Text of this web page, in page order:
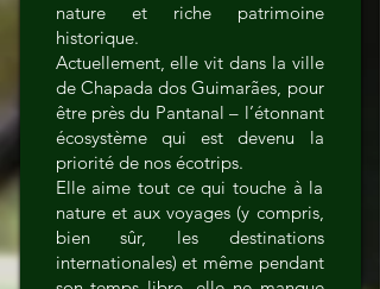
nature et riche patrimoine
historique.
Actuellement, elle vit dans la ville
de Chapada dos Guimarães, pour
être près du Pantanal – l’étonnant
écosystème qui est devenu la
priorité de nos écotrips.
Elle aime tout ce qui touche à la
nature et aux voyages (y compris,
bien sûr, les destinations
internationales) et même pendant